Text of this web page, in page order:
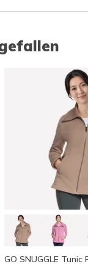
GO SNUGGLE Tunic